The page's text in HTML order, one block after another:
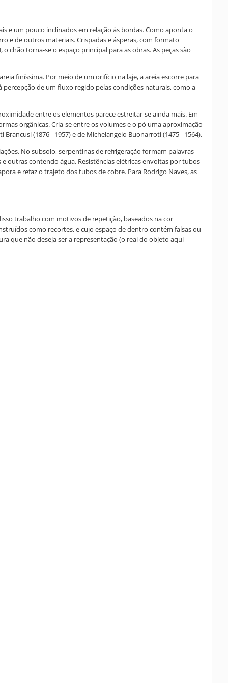
e um pouco inclinados em relação às bordas. Como aponta o
e de outros materiais. Crispadas e ásperas, com formato
chão torna-se o espaço principal para as obras. As peças são
finíssima. Por meio de um orifício na laje, a areia escorre para
de um fluxo regido pelas condições naturais, como a
entre os elementos parece estreitar-se ainda mais. Em
orgânicas. Cria-se entre os volumes e o pó uma aproximação
(1876 - 1957) e de Michelangelo Buonarroti (1475 - 1564).
No subsolo, serpentinas de refrigeração formam palavras
outras contendo água. Resistências elétricas envoltas por tubos
e refaz o trajeto dos tubos de cobre. Para Rodrigo Naves, as
trabalho com motivos de repetição, baseados na cor
como recortes, e cujo espaço de dentro contém falsas ou
que não deseja ser a representação (o real do objeto aqui